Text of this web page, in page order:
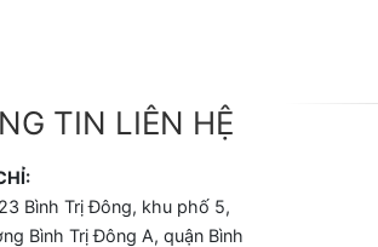
TIN LIÊN HỆ
Bình Trị Đông, khu phố 5,
Bình Trị Đông A, quận Bình